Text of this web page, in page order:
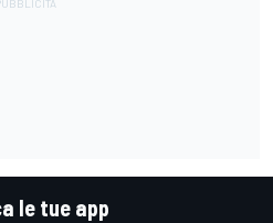
le tue app